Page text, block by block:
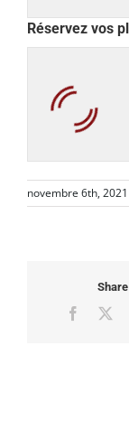
Réservez vos
novembre 6th, 2021